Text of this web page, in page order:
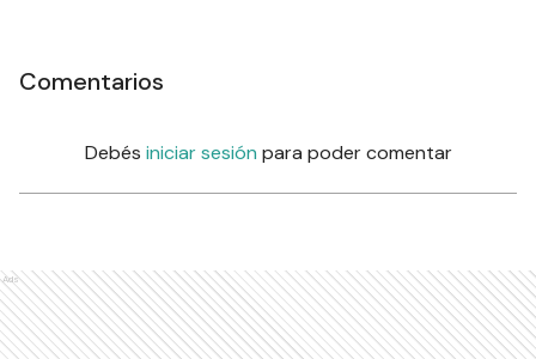
Comentarios
Debés iniciar sesión para poder comentar
Ads